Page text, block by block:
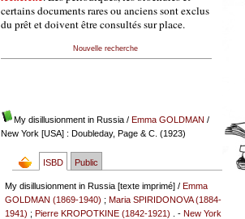
certains documents rares ou anciens sont exclus
du prêt et doivent être consultés sur place.
Nouvelle recherche
My disillusionment in Russia/ Emma GOLDMAN /
New York [USA] : Doubleday, Page & C. (1923)
ISBD Public
My disillusionment in Russia [texte imprimé] /Emma
GOLDMAN (1869-1940) ;Maria SPIRIDONOVA (1884-
1941) ;Pierre KROPOTKINE (1842-1921) . -New York